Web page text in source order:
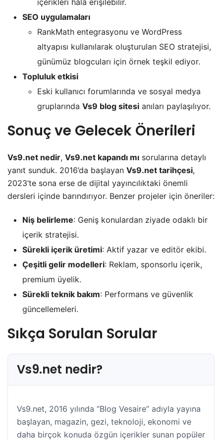
SEO uygulamaları
RankMath entegrasyonu ve WordPress
altyapısı kullanılarak oluşturulan SEO stratejisi,
günümüz blogcuları için örnek teşkil ediyor.
Topluluk etkisi
Eski kullanıcı forumlarında ve sosyal medya
gruplarında Vs9 blog sitesi anıları paylaşılıyor.
Sonuç ve Gelecek Önerileri
Vs9.net nedir, Vs9.net kapandı mı sorularına detaylı
yanıt sunduk. 2016’da başlayan Vs9.net tarihçesi,
2023’te sona erse de dijital yayıncılıktaki önemli
dersleri içinde barındırıyor. Benzer projeler için öneriler:
Niş belirleme: Geniş konulardan ziyade odaklı bir
içerik stratejisi.
Sürekli içerik üretimi: Aktif yazar ve editör ekibi.
Çeşitli gelir modelleri: Reklam, sponsorlu içerik,
premium üyelik.
Sürekli teknik bakım: Performans ve güvenlik
güncellemeleri.
Sıkça Sorulan Sorular
Vs9.net nedir?
Vs9.net, 2016 yılında “Blog Vesaire” adıyla yayına
başlayan, magazin, gezi, teknoloji, ekonomi ve
daha birçok konuda özgün içerikler sunan popüler